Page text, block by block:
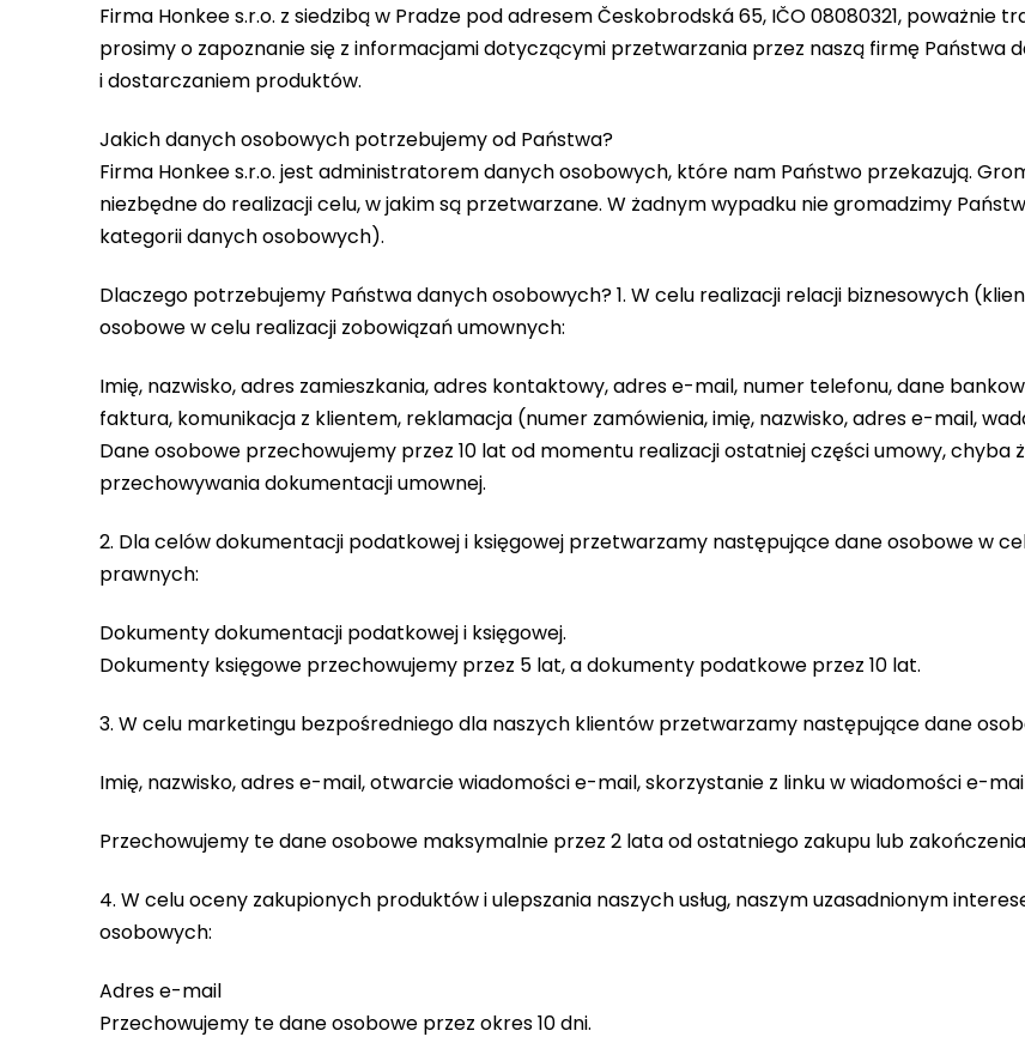
Firma Honkee s.r.o. z siedzibą w Pradze pod adresem Českobrodská 65, IČO 08080321,
prosimy o zapoznanie się z informacjami dotyczącymi przetwarzania przez naszą firmę Państwa
i dostarczaniem produktów.
Jakich danych osobowych potrzebujemy od Państwa?
Firma Honkee s.r.o. jest administratorem danych osobowych, które nam Państwo przekazują.
niezbędne do realizacji celu, w jakim są przetwarzane. W żadnym wypadku nie gromadzimy
kategorii danych osobowych).
Dlaczego potrzebujemy Państwa danych osobowych? 1. W celu realizacji relacji biznesowych
osobowe w celu realizacji zobowiązań umownych:
Imię, nazwisko, adres zamieszkania, adres kontaktowy, adres e-mail, numer telefonu, dane
faktura, komunikacja z klientem, reklamacja (numer zamówienia, imię, nazwisko, adres e-mail,
Dane osobowe przechowujemy przez 10 lat od momentu realizacji ostatniej części umowy, chyba
przechowywania dokumentacji umownej.
2. Dla celów dokumentacji podatkowej i księgowej przetwarzamy następujące dane osobowe w
prawnych:
Dokumenty dokumentacji podatkowej i księgowej.
Dokumenty księgowe przechowujemy przez 5 lat, a dokumenty podatkowe przez 10 lat.
3. W celu marketingu bezpośredniego dla naszych klientów przetwarzamy następujące dane
Imię, nazwisko, adres e-mail, otwarcie wiadomości e-mail, skorzystanie z linku w wiadomości e-
Przechowujemy te dane osobowe maksymalnie przez 2 lata od ostatniego zakupu lub zakończenia
4. W celu oceny zakupionych produktów i ulepszania naszych usług, naszym uzasadnionym
osobowych:
Adres e-mail
Przechowujemy te dane osobowe przez okres 10 dni.